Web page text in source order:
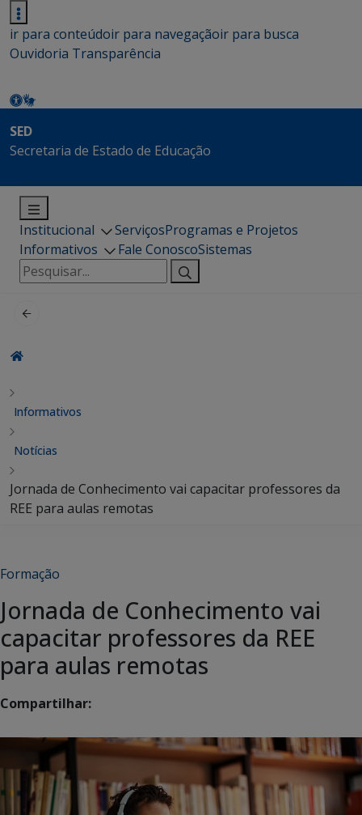
ir para conteúdoir para navegaçãoir para busca
Ouvidoria Transparência
SED
Secretaria de Estado de Educação
Institucional ServiçosProgramas e Projetos
Informativos
Fale ConoscoSistemas
Pesquisar
por:
Informativos
Notícias
Jornada de Conhecimento vai capacitar professores da
REE para aulas remotas
Formação
Jornada de Conhecimento vai
capacitar professores da REE
para aulas remotas
Compartilhar: